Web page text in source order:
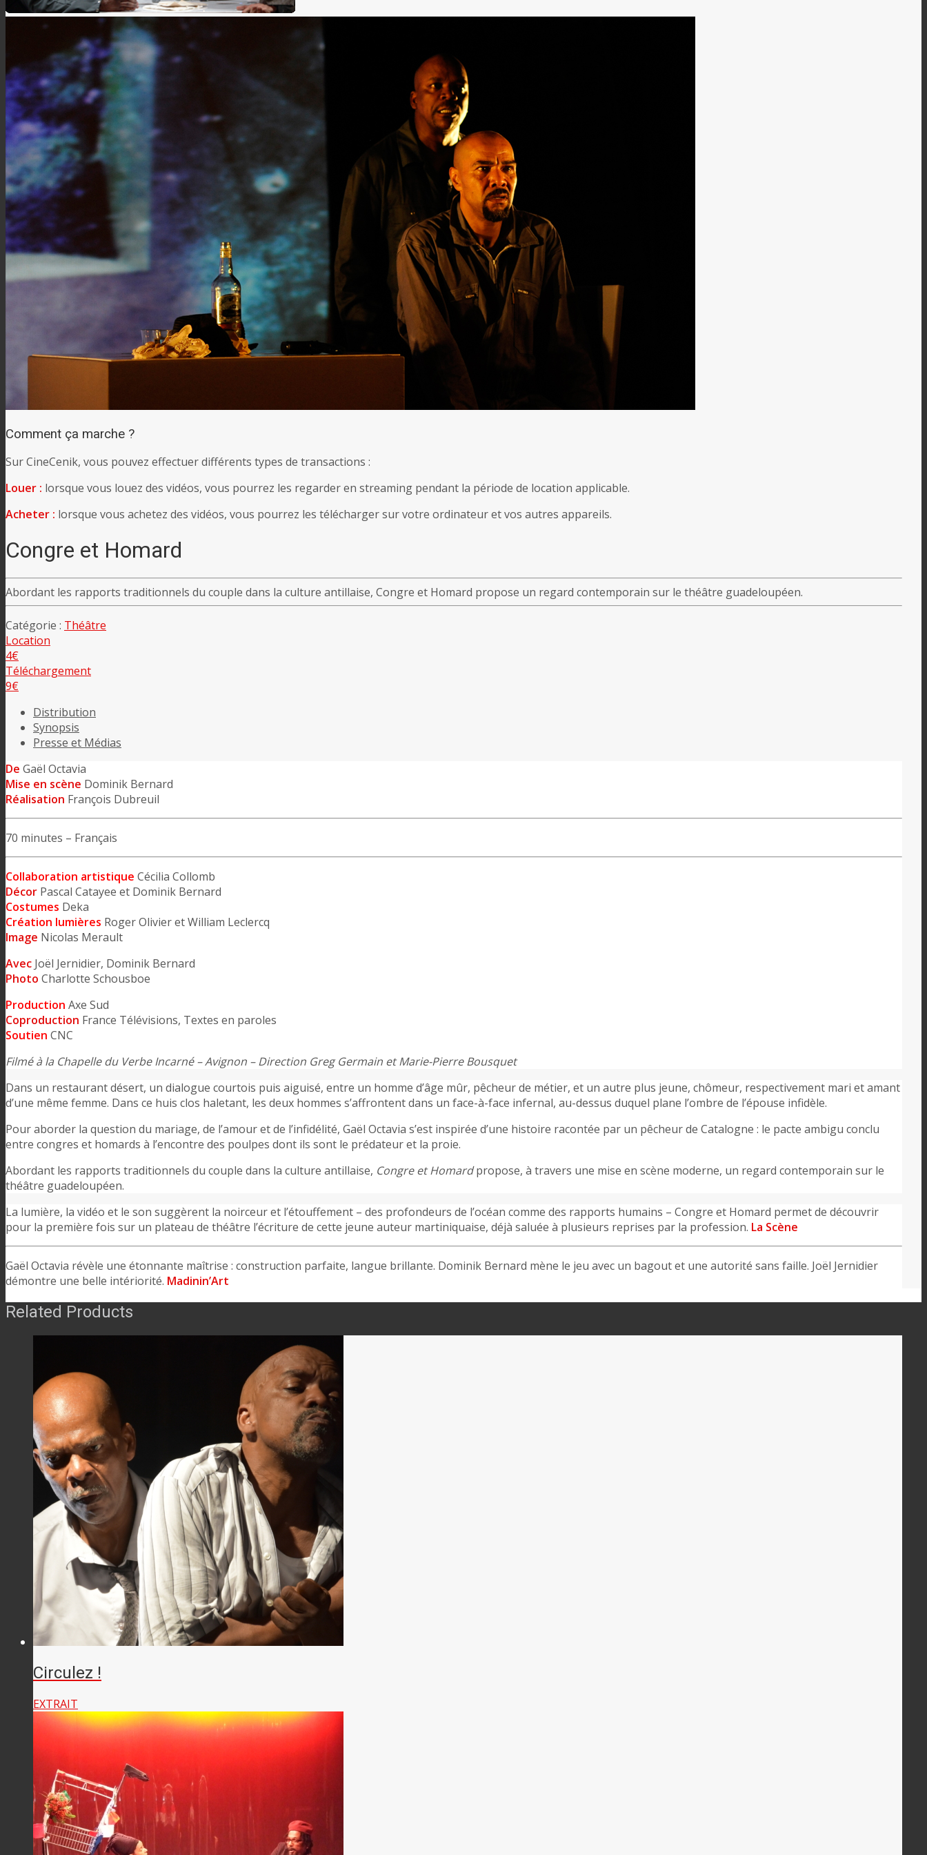
Comment ça marche ?
Sur CineCenik, vous pouvez effectuer différents types de transactions :
Louer : lorsque vous louez des vidéos, vous pourrez les regarder en streaming pendant la période de location applicable.
Acheter : lorsque vous achetez des vidéos, vous pourrez les télécharger sur votre ordinateur et vos autres appareils.
Congre et Homard
Abordant les rapports traditionnels du couple dans la culture antillaise, Congre et Homard propose un regard contemporain sur le théâtre guadeloupéen.
Catégorie : Théâtre
Location
4€
Téléchargement
9€
Distribution
Synopsis
Presse et Médias
De Gaël Octavia
Mise en scène Dominik Bernard
Réalisation François Dubreuil
70 minutes – Français
Collaboration artistique Cécilia Collomb
Décor Pascal Catayee et Dominik Bernard
Costumes Deka
Création lumières Roger Olivier et William Leclercq
Image Nicolas Merault
Avec Joël Jernidier, Dominik Bernard
Photo Charlotte Schousboe
Production Axe Sud
Coproduction France Télévisions, Textes en paroles
Soutien CNC
Filmé à la Chapelle du Verbe Incarné – Avignon – Direction Greg Germain et Marie-Pierre Bousquet
Dans un restaurant désert, un dialogue courtois puis aiguisé, entre un homme d’âge mûr, pêcheur de métier, et un autre plus jeune, chômeur, respectivement mari et amant
d’une même femme. Dans ce huis clos haletant, les deux hommes s’affrontent dans un face-à-face infernal, au-dessus duquel plane l’ombre de l’épouse infidèle.
Pour aborder la question du mariage, de l’amour et de l’infidélité, Gaël Octavia s’est inspirée d’une histoire racontée par un pêcheur de Catalogne : le pacte ambigu conclu
entre congres et homards à l’encontre des poulpes dont ils sont le prédateur et la proie.
Abordant les rapports traditionnels du couple dans la culture antillaise, Congre et Homardpropose, à travers une mise en scène moderne, un regard contemporain sur le
théâtre guadeloupéen.
La lumière, la vidéo et le son suggèrent la noirceur et l’étouffement – des profondeurs de l’océan comme des rapports humains – Congre et Homard permet de découvrir
pour la première fois sur un plateau de théâtre l’écriture de cette jeune auteur martiniquaise, déjà saluée à plusieurs reprises par la profession. La Scène
Gaël Octavia révèle une étonnante maîtrise : construction parfaite, langue brillante. Dominik Bernard mène le jeu avec un bagout et une autorité sans faille. Joël Jernidier
démontre une belle intériorité. Madinin’Art
Related Products
Circulez !
EXTRAIT